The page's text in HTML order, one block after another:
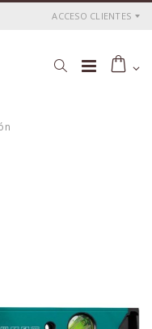
ACCESO CLIENTES
vatton 20v.1
bat.2.0ah